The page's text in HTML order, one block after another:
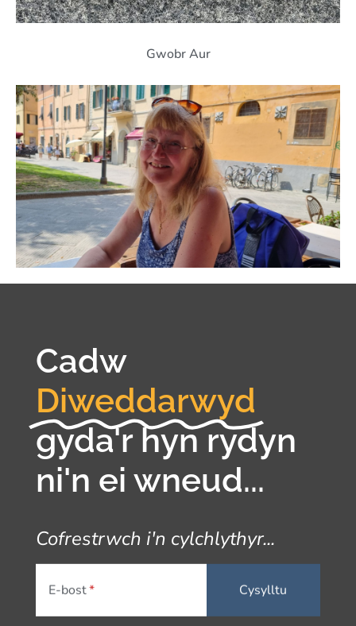
Gwobr Aur
Cadw
Diweddarwyd
gyda'r hyn rydyn
ni'n ei wneud...
Cofrestrwch i'n cylchlythyr...
E-bost